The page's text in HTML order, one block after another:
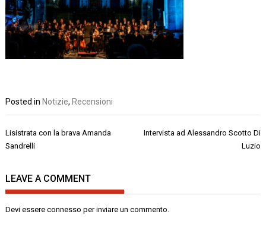
Posted in Notizie, Recensioni
Navigazione
articoli
Lisistrata con la brava Amanda
Sandrelli
Intervista ad Alessandro Scotto Di
Luzio
LEAVE A COMMENT
Devi essereconnesso per inviare un commento.